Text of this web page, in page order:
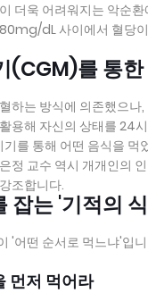
더욱 어려워지는 악순
dL 사이에서 혈당
(CGM)를 통
하는 방식에 의존했으
용해 자신의 상태를 24
를 통해 어떤 음식을
정 교수 역시 개개인의
조합니다.
잡는 '기적의
'어떤 순서로 먹느냐'입
먼저 먹어라